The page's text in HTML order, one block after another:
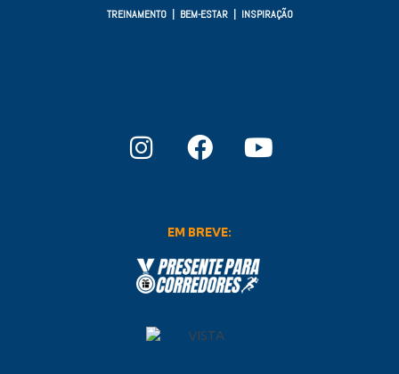
TREINAMENTO | BEM-ESTAR | INSPIRAÇÃO
EM BREVE: